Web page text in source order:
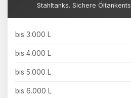
Stahltanks. Sichere
bis 3.000 L
bis 4.000 L
bis 5.000 L
bis 6.000 L